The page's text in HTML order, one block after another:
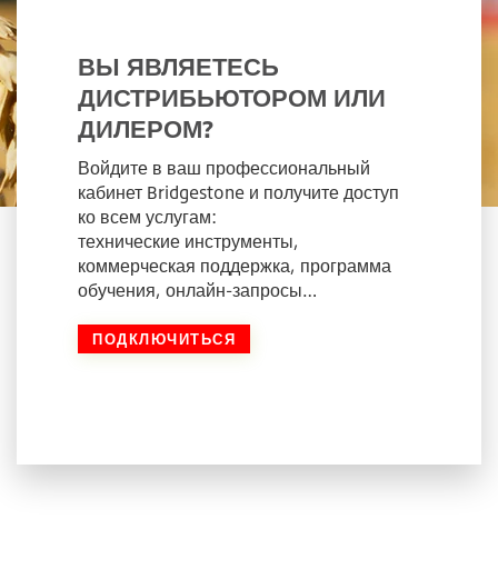
ВЫ ЯВЛЯЕТЕСЬ
ДИСТРИБЬЮТОРОМ ИЛИ
ДИЛЕРОМ?
Войдите в ваш профессиональный
кабинет Bridgestone и получите доступ
ко всем услугам:
технические инструменты,
коммерческая поддержка, программа
обучения, онлайн-запросы…
ПОДКЛЮЧИТЬСЯ